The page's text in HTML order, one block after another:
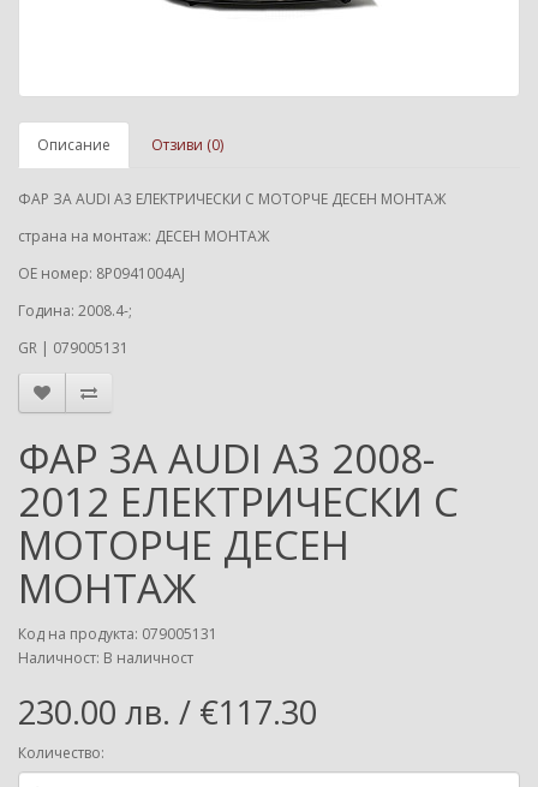
Описание Отзиви (0)
ФАР ЗА AUDI A3 ЕЛЕКТРИЧЕСКИ С МОТОРЧЕ ДЕСЕН МОНТАЖ
страна на монтаж: ДЕСЕН МОНТАЖ
ОЕ номер: 8P0941004AJ
Година: 2008.4-;
GR | 079005131
ФАР ЗА AUDI A3 2008-
2012 ЕЛЕКТРИЧЕСКИ С
МОТОРЧЕ ДЕСЕН
МОНТАЖ
Код на продукта: 079005131
Наличност: В наличност
230.00 лв. / €117.30
Количество: